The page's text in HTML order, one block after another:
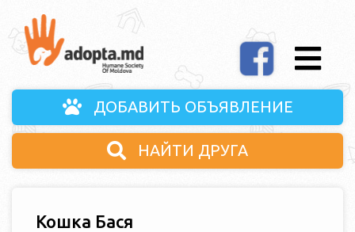
ДОБАВИТЬ ОБЪЯВЛЕНИЕ
НАЙТИ ДРУГА
Кошка Бася